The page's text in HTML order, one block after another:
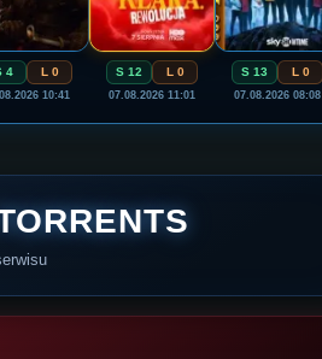
4 L 0
10:41
S 12 L 0
07.08.2026 11:01
S 13 L 0
07.08.2026 08:08